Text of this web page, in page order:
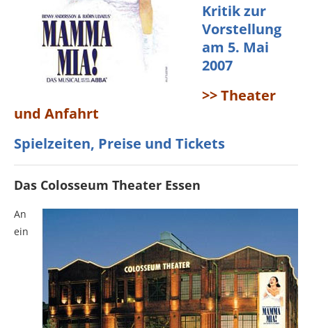
Kritik zur
Vorstellung
am 5. Mai
2007
>> Theater
und Anfahrt
Spielzeiten, Preise und Tickets
Das Colosseum Theater Essen
An
ein